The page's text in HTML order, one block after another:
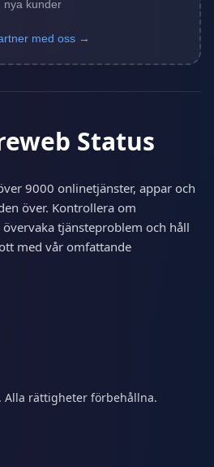
nya kunder
med oss →
Status
9000 onlinetjänster, appar och
över. Kontrollera om
tjänsteproblem och håll
med vår omfattande
Alla rättigheter förbehållna.